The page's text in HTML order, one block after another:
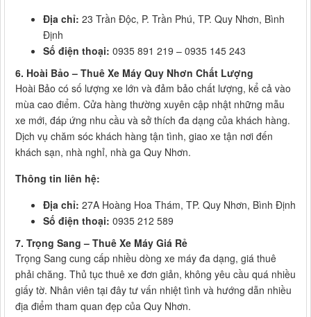
Địa chỉ: 23 Trần Độc, P. Trần Phú, TP. Quy Nhơn, Bình
Định
Số điện thoại: 0935 891 219 – 0935 145 243
6. Hoài Bảo – Thuê Xe Máy Quy Nhơn Chất Lượng
Hoài Bảo có số lượng xe lớn và đảm bảo chất lượng, kể cả vào
mùa cao điểm. Cửa hàng thường xuyên cập nhật những mẫu
xe mới, đáp ứng nhu cầu và sở thích đa dạng của khách hàng.
Dịch vụ chăm sóc khách hàng tận tình, giao xe tận nơi đến
khách sạn, nhà nghỉ, nhà ga Quy Nhơn.
Thông tin liên hệ:
Địa chỉ: 27A Hoàng Hoa Thám, TP. Quy Nhơn, Bình Định
Số điện thoại: 0935 212 589
7. Trọng Sang – Thuê Xe Máy Giá Rẻ
Trọng Sang cung cấp nhiều dòng xe máy đa dạng, giá thuê
phải chăng. Thủ tục thuê xe đơn giản, không yêu cầu quá nhiều
giấy tờ. Nhân viên tại đây tư vấn nhiệt tình và hướng dẫn nhiều
địa điểm tham quan đẹp của Quy Nhơn.